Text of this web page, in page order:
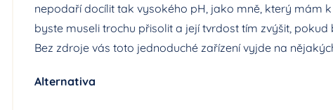
nepodaří docílit tak vysokého pH, jako mně, který mám
byste museli trochu přisolit a její tvrdost tím zvýšit, pokud
Bez zdroje vás toto jednoduché zařízení vyjde na
Alternativa